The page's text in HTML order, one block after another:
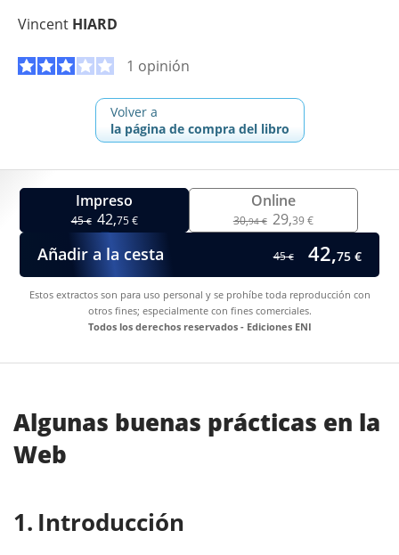
Vincent HIARD
1 opinión
Volver a
la página de compra del libro
Impreso
45€ 42,75 €
Online
30,94 € 29,39 €
Añadir a la cesta 45€ 42,75 €
Estos extractos son para uso personal y se prohíbe toda reproducción con
otros fines; especialmente con fines comerciales.
Todos los derechos reservados - Ediciones ENI
Algunas buenas prácticas en la
Web
Introducción